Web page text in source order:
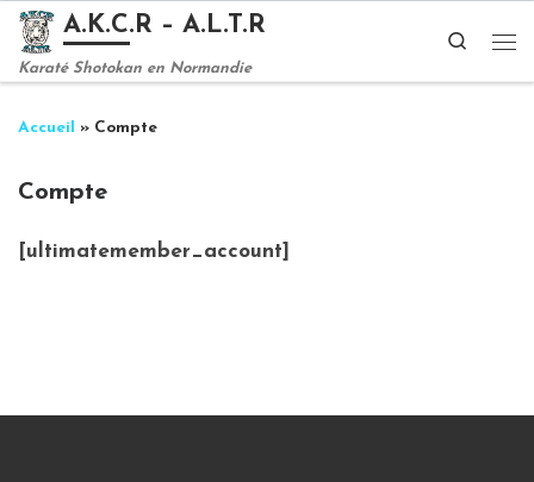
Passer au contenu
A.K.C.R – A.L.T.R
Karaté Shotokan en Normandie
Search
Accueil » Compte
Compte
[ultimatemember_account]